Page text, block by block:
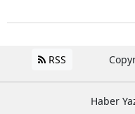
RSS
Haber